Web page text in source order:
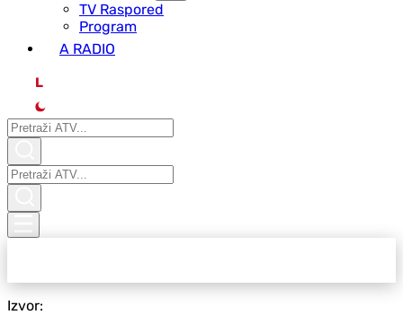
ТV Raspored
Program
A RADIO
L
Izvor: